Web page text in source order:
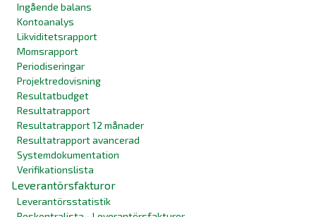
Ingående balans
Kontoanalys
Likviditetsrapport
Momsrapport
Periodiseringar
Projektredovisning
Resultatbudget
Resultatrapport
Resultatrapport 12 månader
Resultatrapport avancerad
Systemdokumentation
Verifikationslista
Leverantörsfakturor
Leverantörsstatistik